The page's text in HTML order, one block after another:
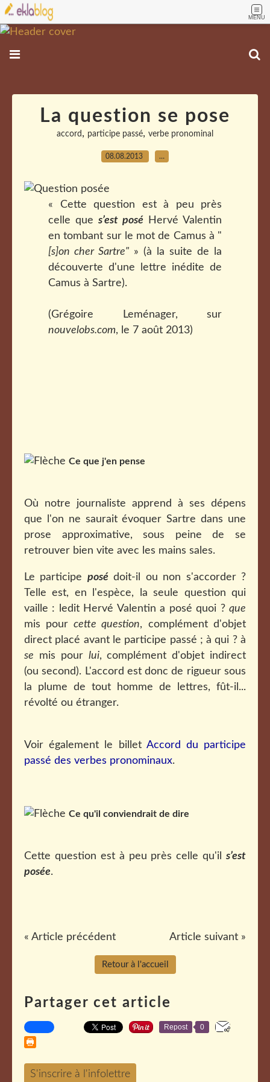
MENU
La question se pose
accord , participe passé, verbe pronominal
08.08.2013 …
« Cette question est à peu près
celle que s’est posé Hervé Valentin
en tombant sur le mot de Camus à "
[s]on cher Sartre" » (à la suite de la
découverte d'une lettre inédite de
Camus à Sartre).
(Grégoire Leménager, sur
nouvelobs.com, le 7 août 2013)
Ce que j'en pense
Où notre journaliste apprend à ses dépens
que l'on ne saurait évoquer Sartre dans une
prose approximative, sous peine de se
retrouver bien vite avec les mains sales.
Le participe posédoit-il ou non s'accorder ?
Telle est, en l'espèce, la seule question qui
vaille : ledit Hervé Valentin a posé quoi ? que
mis pour cette question, complément d'objet
direct placé avant le participe passé ; à qui ? à
se mis pour lui, complément d'objet indirect
(ou second). L'accord est donc de rigueur sous
la plume de tout homme de lettres, fût-il...
révolté ou étranger.
Voir également le billet Accord du participe
passé des verbes pronominaux.
Ce qu'il conviendrait de dire
Cette question est à peu près celle qu'il s’est
posée.
« Article précédent Article suivant »
Retour à l'accueil
Partager cet article
Repost 0